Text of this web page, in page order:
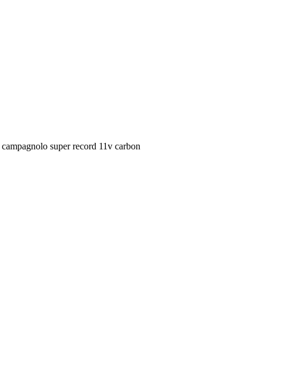
super record 11v carbon